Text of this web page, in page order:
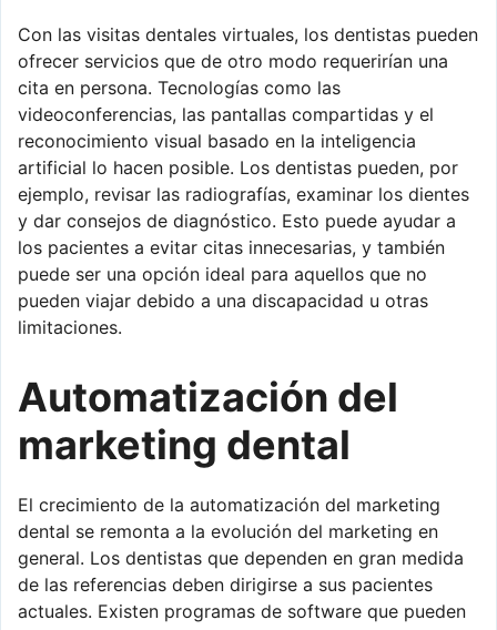
Con las visitas dentales virtuales, los dentistas pueden
ofrecer servicios que de otro modo requerirían una
cita en persona. Tecnologías como las
videoconferencias, las pantallas compartidas y el
reconocimiento visual basado en la inteligencia
artificial lo hacen posible. Los dentistas pueden, por
ejemplo, revisar las radiografías, examinar los dientes
y dar consejos de diagnóstico. Esto puede ayudar a
los pacientes a evitar citas innecesarias, y también
puede ser una opción ideal para aquellos que no
pueden viajar debido a una discapacidad u otras
limitaciones.
Automatización del
marketing dental
El crecimiento de la automatización del marketing
dental se remonta a la evolución del marketing en
general. Los dentistas que dependen en gran medida
de las referencias deben dirigirse a sus pacientes
actuales. Existen programas de software que pueden